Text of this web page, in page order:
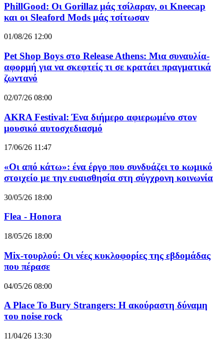
PhillGood: Οι Gorillaz μάς τσίλαραν, οι Kneecap
και οι Sleaford Mods μάς τσίτωσαν
01/08/26 12:00
Pet Shop Boys στο Release Athens: Μια συναυλία-
αφορμή για να σκεφτείς τι σε κρατάει πραγματικά
ζωντανό
02/07/26 08:00
AKRA Festival: Ένα διήμερο αφιερωμένο στον
μουσικό αυτοσχεδιασμό
17/06/26 11:47
«Οι από κάτω»: ένα έργο που συνδυάζει το κωμικό
στοιχείο με την ευαισθησία στη σύγχρονη κοινωνία
30/05/26 18:00
Flea - Honora
18/05/26 18:00
Mix-τουρλού: Οι νέες κυκλοφορίες της εβδομάδας
που πέρασε
04/05/26 08:00
A Place To Bury Strangers: Η ακούραστη δύναμη
του noise rock
11/04/26 13:30